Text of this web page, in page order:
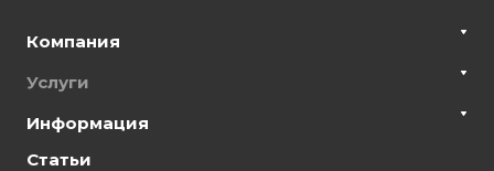
Компания
Услуги
Информация
Статьи